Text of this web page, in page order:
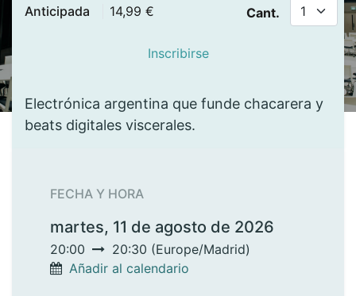
Anticipada 14,99 € Cant.
Inscribirse
Electrónica argentina que funde chacarera y
beats digitales viscerales.
FECHA Y HORA
martes, 11 de agosto de 2026
20:00 20:30 (Europe/Madrid)
Añadir al calendario